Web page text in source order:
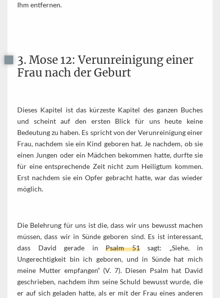
Ihm entfernen.
3. Mose 12: Verunreinigung einer
Frau nach der Geburt
Dieses Kapitel ist das kürzeste Kapitel des ganzen Buches
und scheint auf den ersten Blick für uns heute keine
Bedeutung zu haben. Es spricht von der Verunreinigung einer
Frau, nachdem sie ein Kind geboren hat. Je nachdem, ob sie
einen Jungen oder ein Mädchen bekommen hatte, durfte sie
für eine entsprechende Zeit nicht zum Heiligtum kommen.
Erst nachdem sie ein Opfer gebracht hatte, war das wieder
möglich.
Die Belehrung für uns ist die, dass wir uns bewusst machen
müssen, dass wir in Sünde geboren sind. Es ist interessant,
dass David gerade in Psalm 51sagt: „Siehe, in
Ungerechtigkeit bin ich geboren, und in Sünde hat mich
meine Mutter empfangen“ (V. 7). Diesen Psalm hat David
geschrieben, nachdem ihm seine Schuld bewusst wurde, die
er auf sich geladen hatte, als er mit der Frau eines anderen